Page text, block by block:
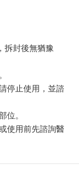
拆封後無猶豫
停止使用，並諮
位。
使用前先諮詢醫